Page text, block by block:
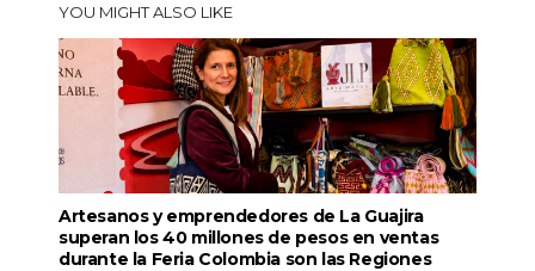
YOU MIGHT ALSO LIKE
Artesanos y emprendedores de La Guajira
superan los 40 millones de pesos en ventas
durante la Feria Colombia son las Regiones